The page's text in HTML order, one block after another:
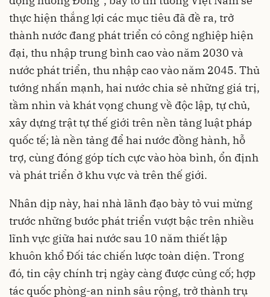
thực hiện thắng lợi các mục tiêu đã đề ra, trở
thành nước đang phát triển có công nghiệp hiện
đại, thu nhập trung bình cao vào năm 2030 và
nước phát triển, thu nhập cao vào năm 2045. Thủ
tướng nhấn mạnh, hai nước chia sẻ những giá trị,
tầm nhìn và khát vọng chung về độc lập, tự chủ,
xây dựng trật tự thế giới trên nền tảng luật pháp
quốc tế; là nền tảng để hai nước đồng hành, hỗ
trợ, cùng đóng góp tích cực vào hòa bình, ổn định
và phát triển ở khu vực và trên thế giới.
Nhân dịp này, hai nhà lãnh đạo bày tỏ vui mừng
trước những bước phát triển vượt bậc trên nhiều
lĩnh vực giữa hai nước sau 10 năm thiết lập
khuôn khổ Đối tác chiến lược toàn diện. Trong
đó, tin cậy chính trị ngày càng được củng cố; hợp
tác quốc phòng-an ninh sâu rộng, trở thành trụ